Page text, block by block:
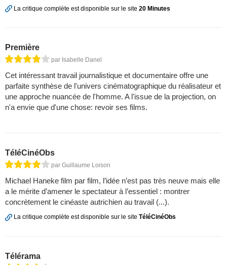
La critique complète est disponible sur le site 20 Minutes
Première
par Isabelle Danel
Cet intéressant travail journalistique et documentaire offre une
parfaite synthèse de l'univers cinématographique du réalisateur et
une approche nuancée de l'homme. A l'issue de la projection, on
n'a envie que d'une chose: revoir ses films.
TéléCinéObs
par Guillaume Loison
Michael Haneke film par film, l’idée n’est pas très neuve mais elle
a le mérite d’amener le spectateur à l’essentiel : montrer
concrètement le cinéaste autrichien au travail (...).
La critique complète est disponible sur le site TéléCinéObs
Télérama